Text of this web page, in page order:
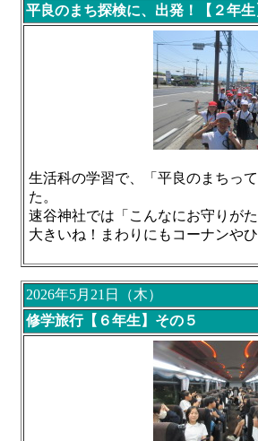
平良のまち探検に、出発！【２年生
生活科の学習で、「平良のまちっ
た。
速谷神社では「こんなにお守りが
大きいね！まわりにもコーナンや
2026年5月21日（木）
修学旅行【６年生】その５